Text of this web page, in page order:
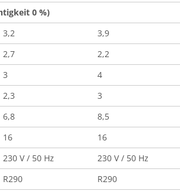
0 %)
3,2 3,9
2,7 2,2
3 4
2,3 3
6,8 8,5
16 16
230 V / 50 Hz 230 V / 50 Hz
R290 R290